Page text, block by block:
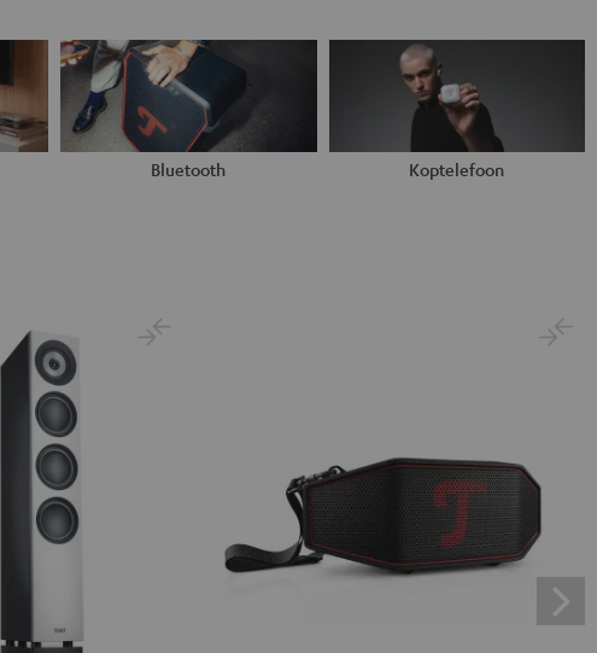
Bluetooth Koptelefoon